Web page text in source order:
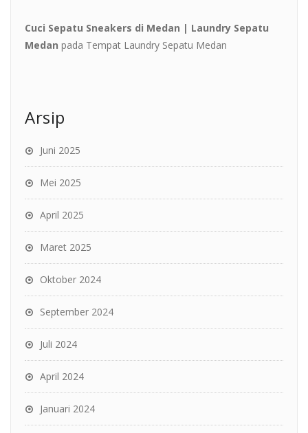
Cuci Sepatu Sneakers di Medan | Laundry Sepatu
Medan pada Tempat Laundry Sepatu Medan
Arsip
Juni 2025
Mei 2025
April 2025
Maret 2025
Oktober 2024
September 2024
Juli 2024
April 2024
Januari 2024